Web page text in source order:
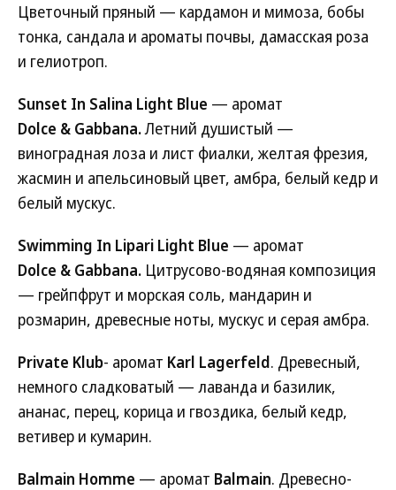
Цветочный пряный — кардамон и мимоза, бобы
тонка, сандала и ароматы почвы, дамасская роза
и гелиотроп.
Sunset In Salina Light Blue — аромат
Dolce & Gabbana.Летний душистый —
виноградная лоза и лист фиалки, желтая фрезия,
жасмин и апельсиновый цвет, амбра, белый кедр и
белый мускус.
Swimming In Lipari Light Blue — аромат
Dolce & Gabbana. Цитрусово-водяная композиция
— грейпфрут и морская соль, мандарин и
розмарин, древесные ноты, мускус и серая амбра.
Private Klub- аромат Karl Lagerfeld. Древесный,
немного сладковатый — лаванда и базилик,
ананас, перец, корица и гвоздика, белый кедр,
ветивер и кумарин.
Balmain Homme — аромат Balmain. Древесно-